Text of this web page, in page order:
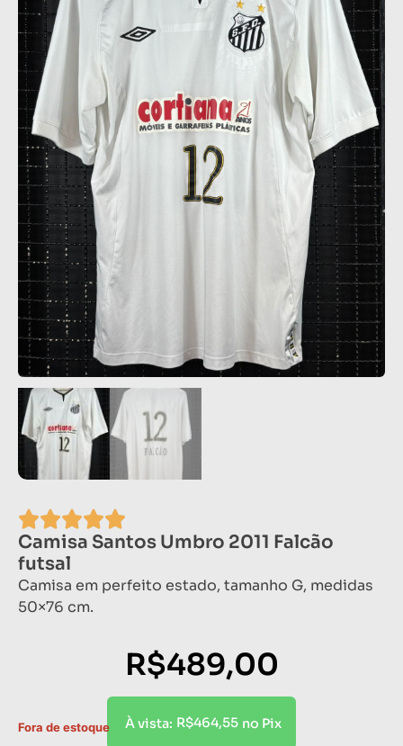
Camisa Santos Umbro 2011 Falcão
futsal
Camisa em perfeito estado, tamanho G, medidas
50×76 cm.
R$489,00
À vista: R$464,55 no Pix
Fora de estoque